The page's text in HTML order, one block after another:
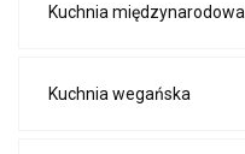
Kuchnia międzynarodowa
Kuchnia wegańska